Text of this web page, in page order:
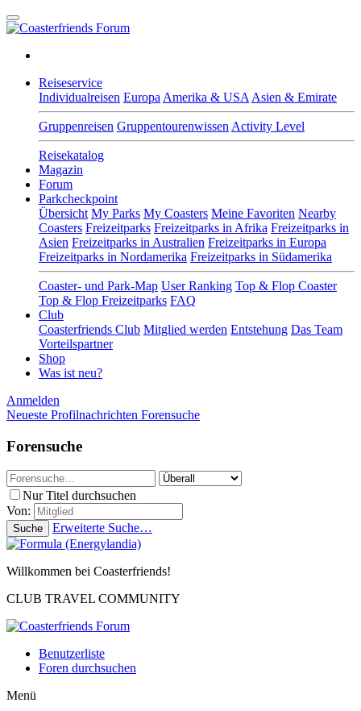
Reiseservice
Individualreisen Europa Amerika & USA Asien & Emirate
Gruppenreisen Gruppentourenwissen Activity Level
Reisekatalog
Magazin
Forum
Parkcheckpoint
Übersicht My Parks My Coasters Meine Favoriten Nearby
Coasters Freizeitparks Freizeitparks in Afrika Freizeitparks in
Asien Freizeitparks in Australien Freizeitparks in Europa
Freizeitparks in Nordamerika Freizeitparks in Südamerika
Coaster- und Park-Map User Ranking Top & Flop Coaster
Top & Flop Freizeitparks FAQ
Club
Coasterfriends Club Mitglied werden Entstehung Das Team
Vorteilspartner
Shop
Was ist neu?
Anmelden
Neueste Profilnachrichten Forensuche
Forensuche
Nur Titel durchsuchen
Von:
Suche Erweiterte Suche…
Willkommen bei Coasterfriends!
CLUB TRAVEL COMMUNITY
Benutzerliste
Foren durchsuchen
Menü